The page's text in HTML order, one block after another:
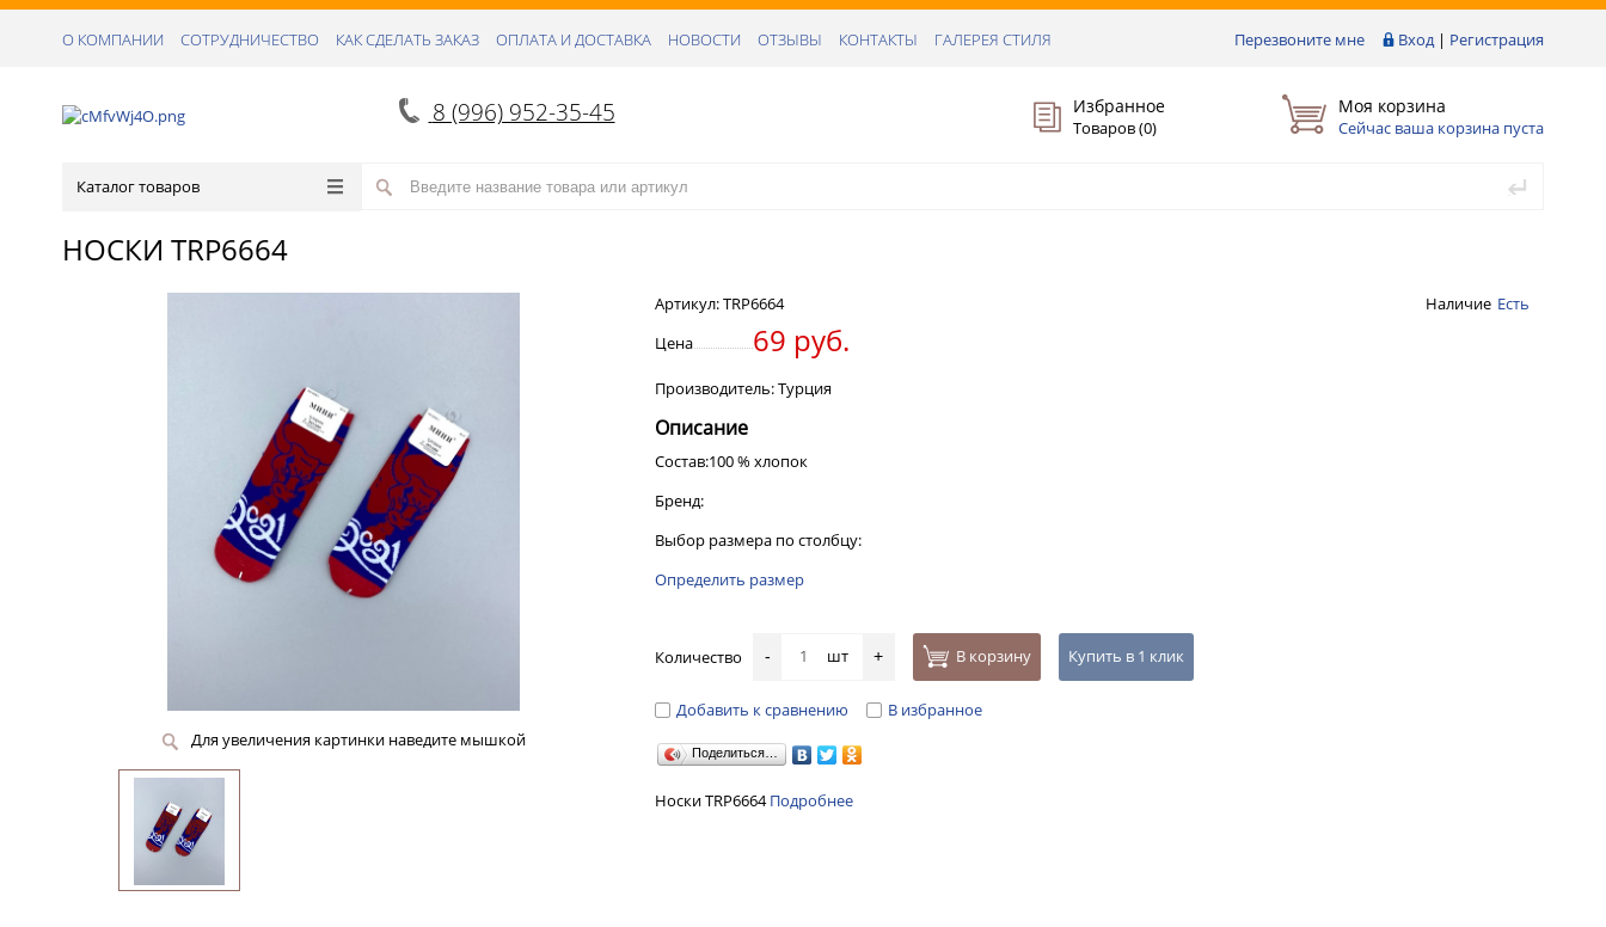
Перезвоните мне Вход | Регистрация
О КОМПАНИИ СОТРУДНИЧЕСТВО КАК СДЕЛАТЬ ЗАКАЗ ОПЛАТА И ДОСТАВКА НОВОСТИ ОТЗЫВЫ КОНТАКТЫ ГАЛЕРЕЯ СТИЛЯ
8 (996) 952-35-45 Избранное
Товаров (0)
Моя корзина
Сейчас ваша корзина пуста
Каталог товаров
НОСКИ TRP6664
Для увеличения картинки наведите мышкой
Артикул:TRP6664 Наличие Есть
Цена
69 руб.
Производитель: Турция
Описание
Состав:100 % хлопок
Бренд:
Выбор размера по столбцу:
Определить размер
Количество - шт + В корзину Купить в 1 клик
Добавить к сравнению В избранное
Поделиться…
Носки TRP6664Подробнее